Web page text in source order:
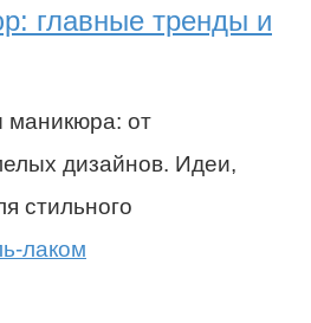
главные тренды и
маникюра: от
дизайнов. Идеи,
стильного